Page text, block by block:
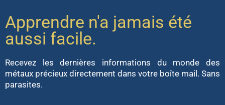
Apprendre n'a jamais été
aussi facile.
Recevez les dernières informations du monde des
métaux précieux directement dans votre boîte mail. Sans
parasites.